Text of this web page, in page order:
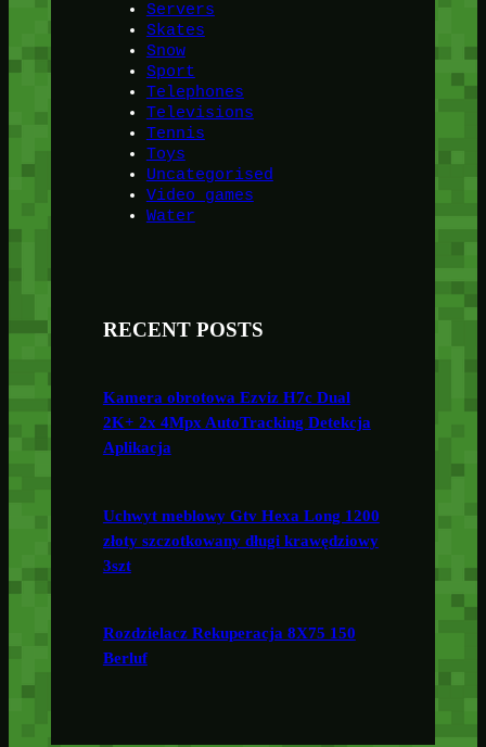
Servers
Skates
Snow
Sport
Telephones
Televisions
Tennis
Toys
Uncategorised
Video games
Water
RECENT POSTS
Kamera obrotowa Ezviz H7c Dual
2K+ 2x 4Mpx AutoTracking Detekcja
Aplikacja
Uchwyt meblowy Gtv Hexa Long 1200
złoty szczotkowany długi krawędziowy
3szt
Rozdzielacz Rekuperacja 8X75 150
Berluf